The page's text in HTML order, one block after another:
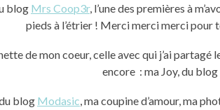
blog Mrs Coop3r, l’une des premières à
pieds à l’étrier ! Merci merci merci pour
de mon coeur, celle avec qui j’ai partagé
encore : ma Joy, du blog
blog Modasic, ma coupine d’amour, ma